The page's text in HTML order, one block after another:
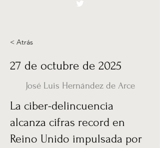
< Atrás
27 de octubre de 2025
José Luis Hernández de Arce
La ciber-delincuencia
alcanza cifras record en
Reino Unido impulsada por